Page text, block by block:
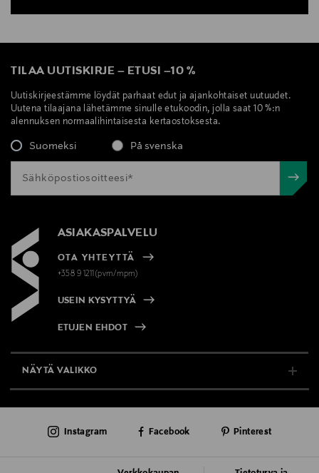
TILAA UUTISKIRJE – ETUSI –10 %
Uutiskirjeestämme löydät parhaat edut ja ajankohtaiset uutuudet.
Uutena tilaajana lähetämme sinulle etukoodin, jolla saat 10 %:n
alennuksen normaalihintaisesta kertaostoksesta.
Suomeksi På svenska
ASIAKASPALVELU
OTA YHTEYTTÄ
+358 9 1211(pvm/mpm)
USEIN KYSYTTYÄ
ETUJEN EHDOT
NÄYTÄ VALIKKO
AJANKOHTAISTA
Instagram Facebook Pinterest